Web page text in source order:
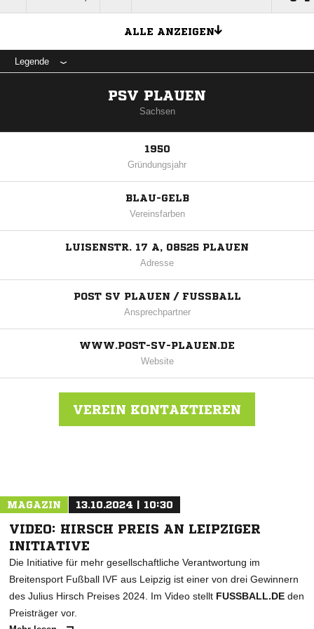
ALLE ANZEIGEN
Legende
PSV PLAUEN
Sachsen
1950
Gründungsjahr
BLAU-GELB
Vereinsfarben
LUISENSTR. 17 A, 08525 PLAUEN
Adresse
POST SV PLAUEN / FUSSBALL
Ansprechpartner
WWW.POST-SV-PLAUEN.DE
Website
VEREIN KONTAKTIEREN
MAGAZIN 13.10.2024 | 10:30
VIDEO: HIRSCH PREIS AN LEIPZIGER
INITIATIVE
Die Initiative für mehr gesellschaftliche Verantwortung im
Breitensport Fußball IVF aus Leipzig ist einer von drei Gewinnern
des Julius Hirsch Preises 2024. Im Video stellt FUSSBALL.DE den
Preisträger vor.